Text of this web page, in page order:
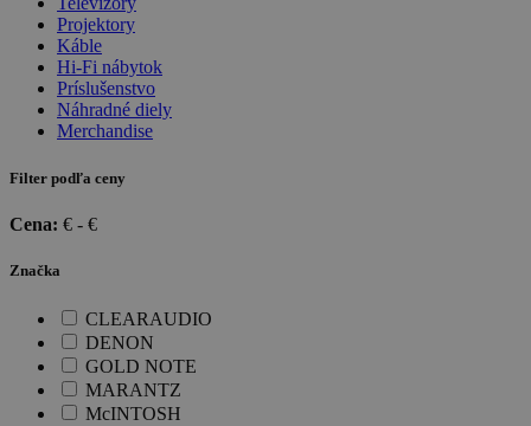
Projektory
Káble
Hi-Fi nábytok
Príslušenstvo
Náhradné diely
Merchandise
Filter podľa ceny
Cena: € - €
Značka
CLEARAUDIO
DENON
GOLD NOTE
MARANTZ
McINTOSH